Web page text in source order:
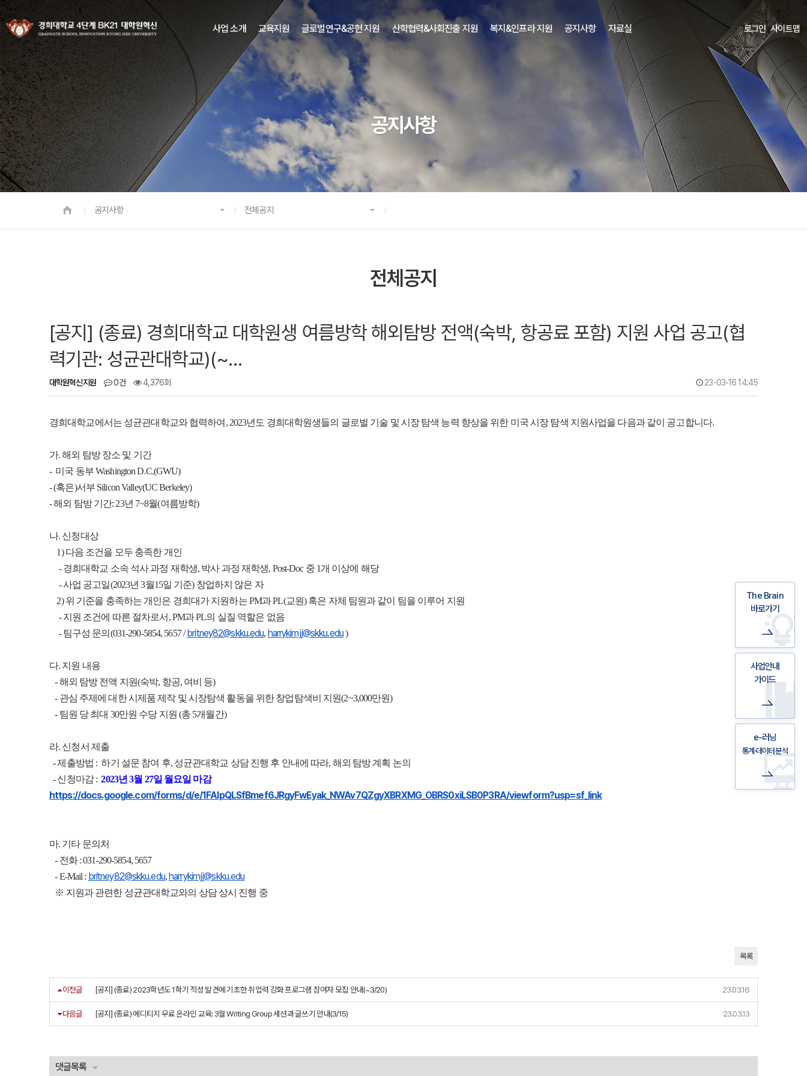
사업 소개 교육지원 글로벌연구&공헌 지원 산학협력&사회진출 지원 복지&인프라 지원 공지사항 자료실 로그인 사이트맵
공지사항
공지사항 전체공지
전체공지
[공지] (종료) 경희대학교 대학원생 여름방학 해외탐방 전액(숙박, 항공료 포함) 지원 사업 공고(협
력기관: 성균관대학교)(~…
대학원혁신지원 0건 4,376회 23-03-16 14:45
경희대학교에서는 성균관대학교와 협력하여, 2023년도 경희대학원생들의 글로벌 기술 및 시장 탐색 능력 향상을 위한 미국 시장 탐색 지원사업을 다음과 같이 공고합니다.
가. 해외 탐방 장소 및 기간
- 미국 동부 Washington D.C.(GWU)
- (혹은)서부 Silicon Valley(UC Berkeley)
- 해외 탐방 기간: 23년 7~8월(여름방학)
나. 신청대상
1) 다음 조건을 모두 충족한 개인
- 경희대학교 소속 석사 과정 재학생, 박사 과정 재학생, Post-Doc 중 1개 이상에 해당
- 사업 공고일(2023년 3월15일 기준) 창업하지 않은 자
2) 위 기준을 충족하는 개인은 경희대가 지원하는 PM과 PL(교원) 혹은 자체 팀원과 같이 팀을 이루어 지원
- 지원 조건에 따른 절차로서, PM과 PL의 실질 역할은 없음
- 팀구성 문의(031-290-5854, 5657 /britney82@skku.edu, harrykimjj@skku.edu)
다. 지원 내용
- 해외 탐방 전액 지원(숙박, 항공, 여비 등)
- 관심 주제에 대한 시제품 제작 및 시장탐색 활동을 위한 창업탐색비 지원(2~3,000만원)
- 팀원 당 최대 30만원 수당 지원 (총 5개월간)
라. 신청서 제출
- 제출방법 : 하기 설문 참여 후, 성균관대학교 상담 진행 후 안내에 따라, 해외 탐방 계획 논의
- 신청마감 :2023년 3월 27일 월요일 마감
https://docs.google.com/forms/d/e/1FAIpQLSfBmef6JRgyFwEyak_ NWAv7QZgyXBRXMG_ OBRS0xiLSB0P3RA/viewform?usp=sf_link
마. 기타 문의처
- 전화 : 031-290-5854, 5657
- E-Mail : britney82@skku.edu,harrykimjj@skku.edu
※ 지원과 관련한 성균관대학교와의 상담 상시 진행 중
목록
이전글 [공지] (종료) 2023학년도 1학기 적성 발견에 기초한 취업력 강화 프로그램 참여자 모집 안내(~3/20) 23.03.16
다음글 [공지] (종료) 에디티지 무료 온라인 교육: 3월 Writing Group 세션과 글쓰기 안내(3/15) 23.03.13
댓글목록
The Brain
바로가기
사업안내
가이드
e-러닝
통계·데이터 분석